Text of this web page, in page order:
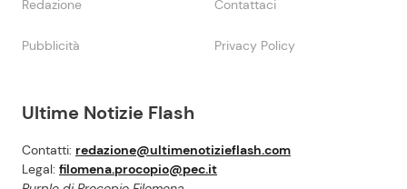
Ultime Notizie Flash
Contatti: redazione@ultimenotizieflash.com
Legal: filomena.procopio@pec.it
Redazione Contattaci
Pubblicità Privacy Policy